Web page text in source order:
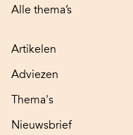
Alle thema’s
Artikelen
Adviezen
Thema's
Nieuwsbrief